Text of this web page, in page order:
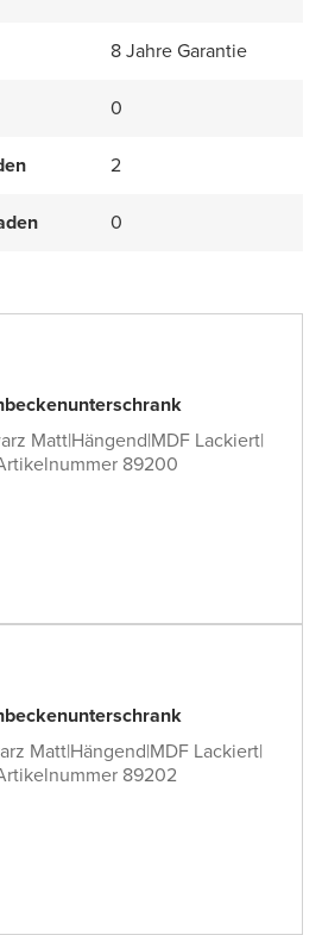
8 Jahre Garantie
0
2
0
Matt|Hängend|MDF Lackiert|
89200
Matt|Hängend|MDF Lackiert|
89202